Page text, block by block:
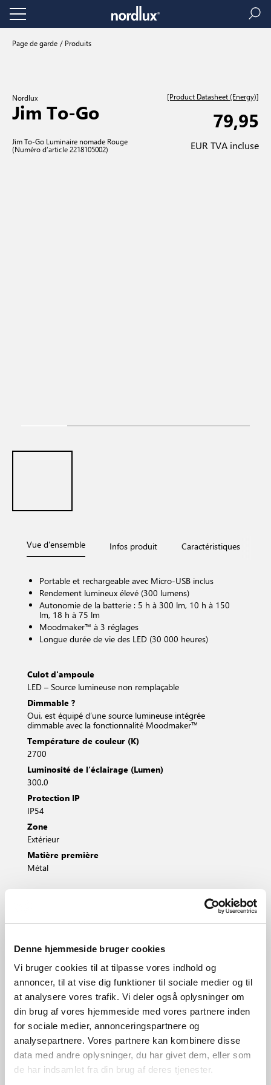
Denne hjemmeside bruger cookies
Vi bruger cookies til at tilpasse vores indhold og
annoncer, til at vise dig funktioner til sociale medier og til
at analysere vores trafik. Vi deler også oplysninger om
din brug af vores hjemmeside med vores partnere inden
for sociale medier, annonceringspartnere og
analysepartnere. Vores partnere kan kombinere disse
data med andre oplysninger, du har givet dem, eller som
de har indsamlet fra din brug af deres tjenester.
Page de garde Produits
Nordlux
Jim To-Go
Jim To-Go Luminaire nomade Rouge
(Numéro d’article 2218105002)
[Product Datasheet (Energy)]
79,95
EUR TVA incluse
Vue d'ensemble Infos produit Caractéristiques
Portable et rechargeable avec Micro-USB inclus
Rendement lumineux élevé (300 lumens)
Autonomie de la batterie : 5 h à 300 lm, 10 h à 150
lm, 18 h à 75 lm
Moodmaker™ à 3 réglages
Longue durée de vie des LED (30 000 heures)
Culot d'ampoule
LED – Source lumineuse non remplaçable
Dimmable ?
Oui, est équipé d’une source lumineuse intégrée
dimmable avec la fonctionnalité Moodmaker™
Température de couleur (K)
2700
Luminosité de l’éclairage (Lumen)
300.0
Protection IP
IP54
Zone
Extérieur
Matière première
Métal
Orange
Noir
Gris
Bleu